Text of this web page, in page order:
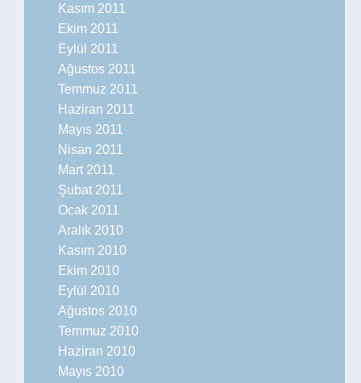
Kasım 2011
Ekim 2011
Eylül 2011
Ağustos 2011
Temmuz 2011
Haziran 2011
Mayıs 2011
Nisan 2011
Mart 2011
Şubat 2011
Ocak 2011
Aralık 2010
Kasım 2010
Ekim 2010
Eylül 2010
Ağustos 2010
Temmuz 2010
Haziran 2010
Mayıs 2010